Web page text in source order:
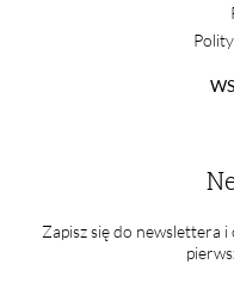
Zapisz się do newslettera